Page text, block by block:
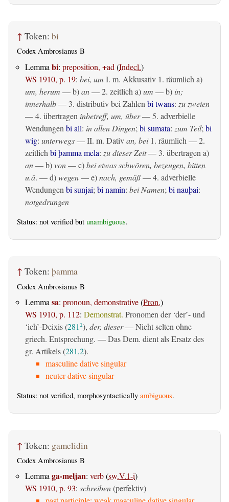
↑ Token: bi
Codex Ambrosianus B
Lemma bi: preposition, +ad (Indecl.)
WS 1910, p. 19: bei, um I. m. Akkusativ 1. räumlich a)
um, herum — b)an— 2. zeitlich a)um — b) in;
innerhalb— 3. distributiv bei Zahlen bi twans: zu zweien
— 4. übertragen inbetreff, um, über— 5. adverbielle
Wendungen bi all: in allen Dingen; bi sumata: zum Teil; bi
wig: unterwegs— II. m. Dativan, bei1. räumlich — 2.
zeitlich bi þamma mela: zu dieser Zeit— 3. übertragen a)
an— b)von— c)bei etwas schwören, bezeugen, bitten
u.ä. — d)wegen— e)nach, gemäß— 4. adverbielle
Wendungen bi sunjai; bi namin: bei Namen; bi nauþai:
notgedrungen
Status: not verified but unambiguous.
↑ Token: þamma
Codex Ambrosianus B
Lemma sa: pronoun, demonstrative(Pron.)
WS 1910, p. 112: Demonstrat. Pronomen der ‘der’- und
‘ich’-Deixis (281 1), der, dieser— Nicht selten ohne
griech. Entsprechung. — Das Dem. dient als Ersatz des
gr. Artikels (281,2).
masculine dative singular
neuter dative singular
Status: not verified, morphosyntactically ambiguous.
↑ Token: gamelidin
Codex Ambrosianus B
Lemmaga-meljan: verb(sw.V.1-i)
WS 1910, p. 93: schreiben(perfektiv)